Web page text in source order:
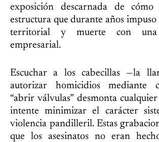
exposición descarnada de
estructura que durante años
territorial y muerte con
empresarial.
Escuchar a los cabecillas —la
autorizar homicidios mediante
“abrir válvulas” desmonta
intente minimizar el carácter
violencia pandilleril. Estas
que los asesinatos no eran